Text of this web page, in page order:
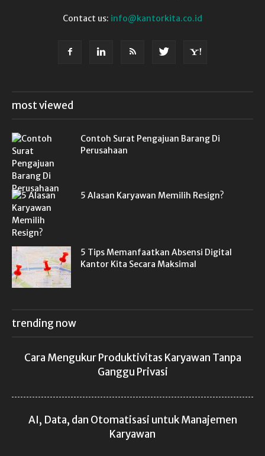
Contact us: info@kantorkita.co.id
most viewed
Contoh Surat Pengajuan Barang Di
Perusahaan
5 Alasan Karyawan Memilih Resign?
5 Tips Memanfaatkan Absensi Digital
Kantor Kita Secara Maksimal
trending now
Cara Mengukur Produktivitas Karyawan Tanpa
Ganggu Privasi
AI, Data, dan Otomatisasi untuk Manajemen
Karyawan